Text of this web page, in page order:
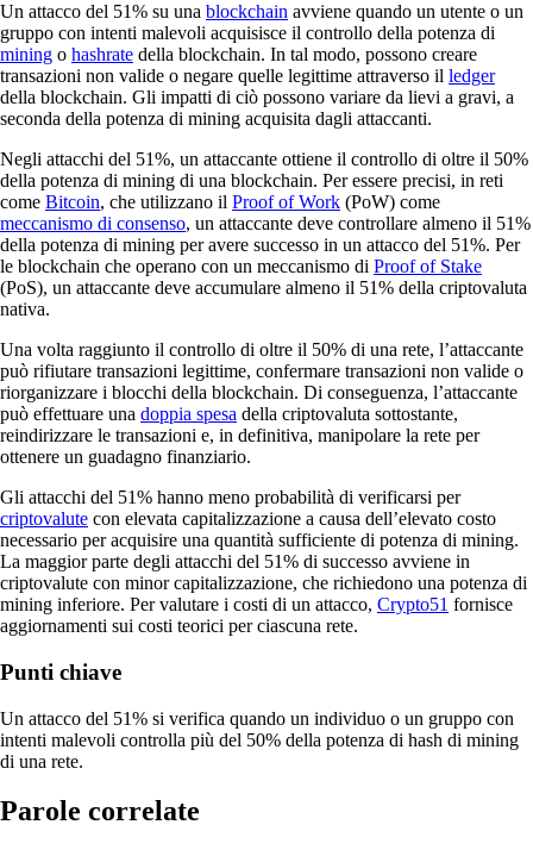
Un attacco del 51% su una blockchain avviene quando un utente o un
gruppo con intenti malevoli acquisisce il controllo della potenza di
mining o hashrate della blockchain. In tal modo, possono creare
transazioni non valide o negare quelle legittime attraverso il ledger
della blockchain. Gli impatti di ciò possono variare da lievi a gravi, a
seconda della potenza di mining acquisita dagli attaccanti.
Negli attacchi del 51%, un attaccante ottiene il controllo di oltre il 50%
della potenza di mining di una blockchain. Per essere precisi, in reti
come Bitcoin, che utilizzano il Proof of Work (PoW) come
meccanismo di consenso, un attaccante deve controllare almeno il 51%
della potenza di mining per avere successo in un attacco del 51%. Per
le blockchain che operano con un meccanismo di Proof of Stake
(PoS), un attaccante deve accumulare almeno il 51% della criptovaluta
nativa.
Una volta raggiunto il controllo di oltre il 50% di una rete, l’attaccante
può rifiutare transazioni legittime, confermare transazioni non valide o
riorganizzare i blocchi della blockchain. Di conseguenza, l’attaccante
può effettuare una doppia spesa della criptovaluta sottostante,
reindirizzare le transazioni e, in definitiva, manipolare la rete per
ottenere un guadagno finanziario.
Gli attacchi del 51% hanno meno probabilità di verificarsi per
criptovalute con elevata capitalizzazione a causa dell’elevato costo
necessario per acquisire una quantità sufficiente di potenza di mining.
La maggior parte degli attacchi del 51% di successo avviene in
criptovalute con minor capitalizzazione, che richiedono una potenza di
mining inferiore. Per valutare i costi di un attacco, Crypto51 fornisce
aggiornamenti sui costi teorici per ciascuna rete.
Punti chiave
Un attacco del 51% si verifica quando un individuo o un gruppo con
intenti malevoli controlla più del 50% della potenza di hash di mining
di una rete.
Parole correlate